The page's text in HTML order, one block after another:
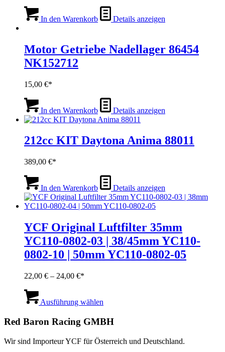
In den Warenkorb Details anzeigen
Motor Getriebe Nadellager 86454
NK152712
15,00 €
In den Warenkorb Details anzeigen
212cc KIT Daytona Anima 88011
389,00 €
In den Warenkorb Details anzeigen
YCF Original Luftfilter 35mm
YC110-0802-03 | 38/45mm YC110-
0802-10 | 50mm YC110-0802-05
22,00 € – 24,00 €Preisspanne:
24,00 €
Ausführung wählen
mehrere
auf.
Die
Red Baron Racing GMBH
Wir sind Importeur YCF für Österreich und Deutschland.